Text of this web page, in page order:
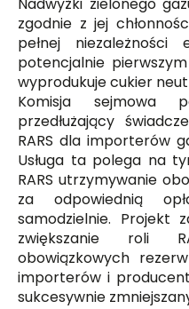
Nadwyżki zielonego
zgodnie z jej
pełnej
potencjalnie
wyprodukuje cukier
Komisja sejmowa
przedłużający
RARS dla importerów
Usługa ta polega na
RARS utrzymywanie
za odpowiednią
samodzielnie. Projekt
zwiększanie roli
obowiązkowych
importerów i
sukcesywnie